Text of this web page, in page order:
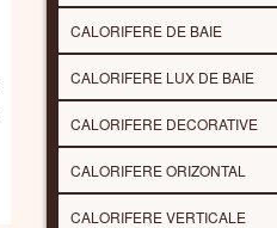
CALORIFERE DE BAIE
CALORIFERE LUX DE BAIE
CALORIFERE DECORATIVE
CALORIFERE ORIZONTAL
CALORIFERE VERTICALE